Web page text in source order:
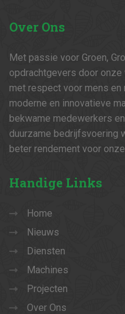
Over Ons
Met passie voor Groen,
opdrachtgevers door
met respect voor mens en
moderne en innovatieve
bekwame medewerkers
duurzame bedrijfsvoering
beter rendement voor onze
Handige Links
Home
Nieuws
Diensten
Machines
Projecten
Over Ons